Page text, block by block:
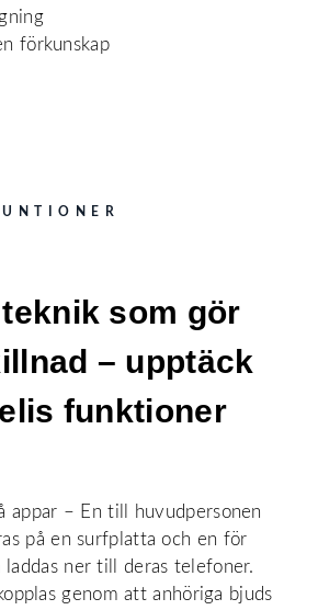
förkunskap
som gör
– upptäck
funktioner
appar – En till huvudpersonen
på en surfplatta och en för
laddas ner till deras telefoner.
genom att anhöriga bjuds